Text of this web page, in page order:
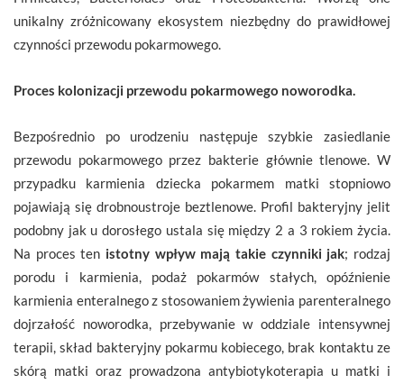
unikalny zróżnicowany ekosystem niezbędny do prawidłowej
czynności przewodu pokarmowego.
Proces kolonizacji przewodu pokarmowego noworodka.
Bezpośrednio po urodzeniu następuje szybkie zasiedlanie
przewodu pokarmowego przez bakterie głównie tlenowe. W
przypadku karmienia dziecka pokarmem matki stopniowo
pojawiają się drobnoustroje beztlenowe. Profil bakteryjny jelit
podobny jak u dorosłego ustala się między 2 a 3 rokiem życia.
Na proces ten istotny wpływ mają takie czynniki jak; rodzaj
porodu i karmienia, podaż pokarmów stałych, opóźnienie
karmienia enteralnego z stosowaniem żywienia parenteralnego
dojrzałość noworodka, przebywanie w oddziale intensywnej
terapii, skład bakteryjny pokarmu kobiecego, brak kontaktu ze
skórą matki oraz prowadzona antybiotykoterapia u matki i